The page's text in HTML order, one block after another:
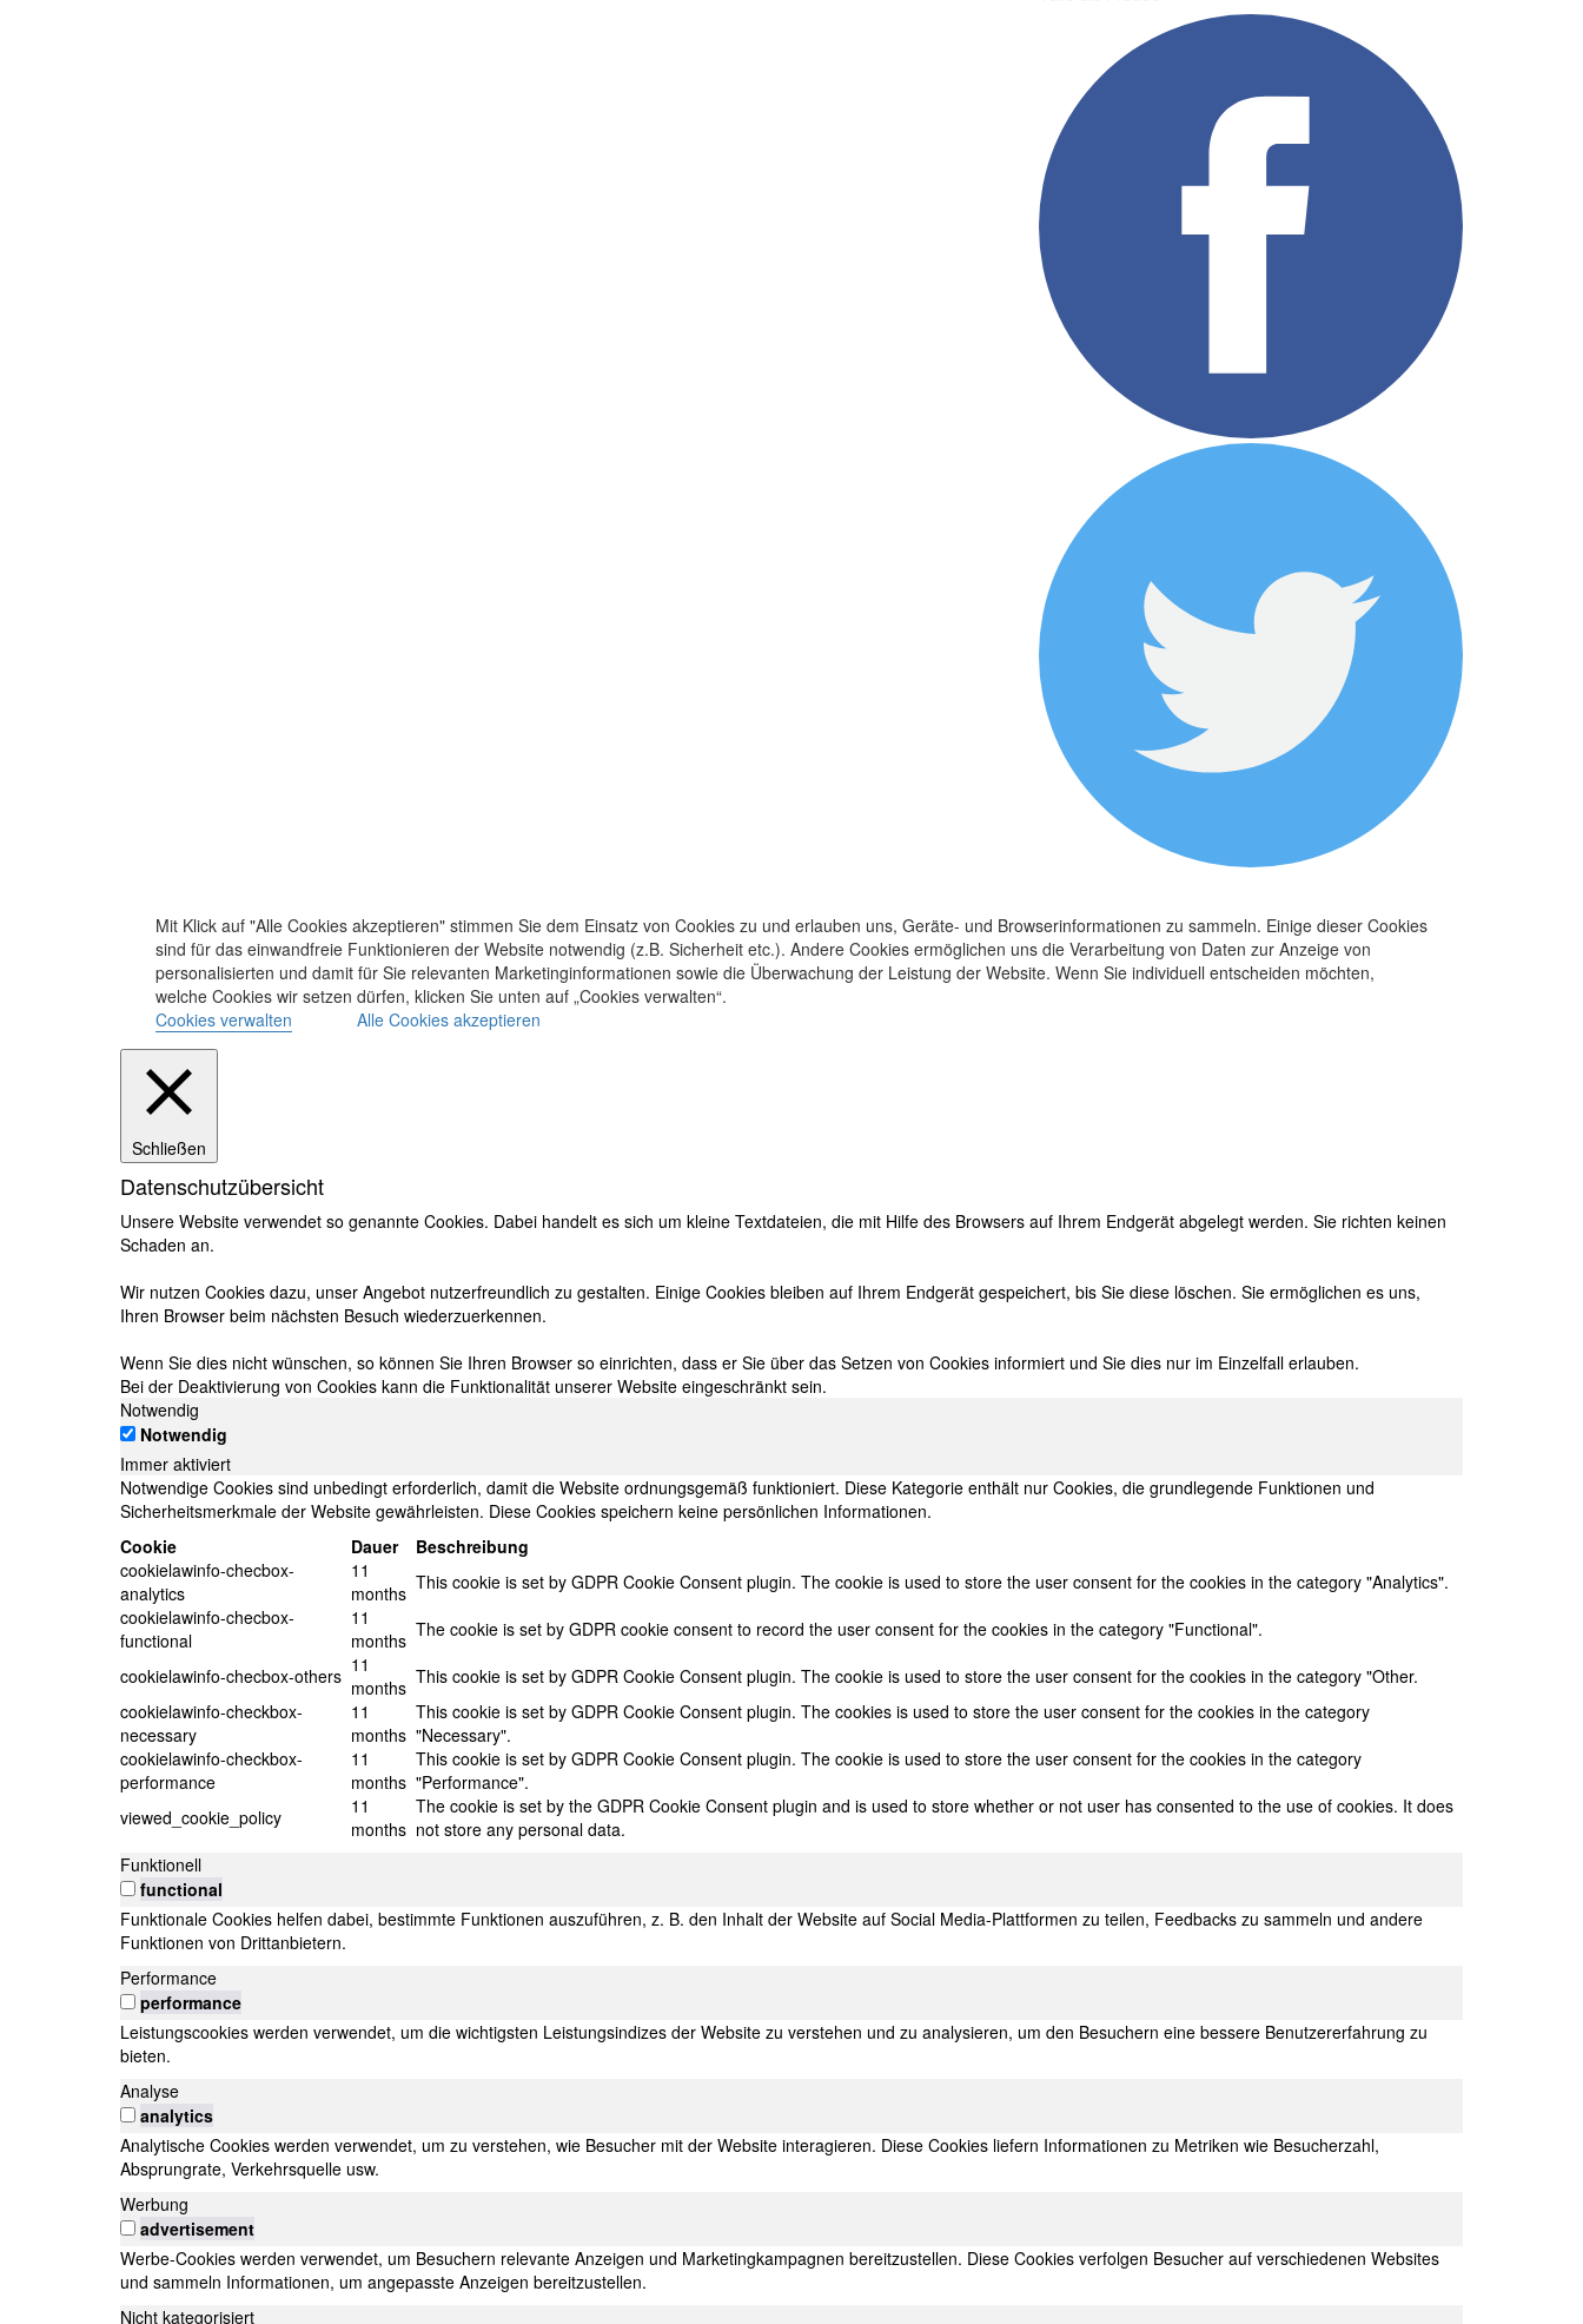
Mit Klick auf "Alle Cookies akzeptieren" stimmen Sie dem Einsatz von Cookies zu und erlauben uns, Geräte- und Browserinformationen zu sammeln. Einige dieser Cookies
sind für das einwandfreie Funktionieren der Website notwendig (z.B. Sicherheit etc.). Andere Cookies ermöglichen uns die Verarbeitung von Daten zur Anzeige von
personalisierten und damit für Sie relevanten Marketinginformationen sowie die Überwachung der Leistung der Website. Wenn Sie individuell entscheiden möchten,
welche Cookies wir setzen dürfen, klicken Sie unten auf „Cookies verwalten“.
Cookies verwalten
Alle Cookies akzeptieren
Schließen
Datenschutzübersicht
Unsere Website verwendet so genannte Cookies. Dabei handelt es sich um kleine Textdateien, die mit Hilfe des Browsers auf Ihrem Endgerät abgelegt werden. Sie richten keinen
Schaden an.
Wir nutzen Cookies dazu, unser Angebot nutzerfreundlich zu gestalten. Einige Cookies bleiben auf Ihrem Endgerät gespeichert, bis Sie diese löschen. Sie ermöglichen es uns,
Ihren Browser beim nächsten Besuch wiederzuerkennen.
Wenn Sie dies nicht wünschen, so können Sie Ihren Browser so einrichten, dass er Sie über das Setzen von Cookies informiert und Sie dies nur im Einzelfall erlauben.
Bei der Deaktivierung von Cookies kann die Funktionalität unserer Website eingeschränkt sein.
Notwendig
Notwendig
Immer aktiviert
Notwendige Cookies sind unbedingt erforderlich, damit die Website ordnungsgemäß funktioniert. Diese Kategorie enthält nur Cookies, die grundlegende Funktionen und
Sicherheitsmerkmale der Website gewährleisten. Diese Cookies speichern keine persönlichen Informationen.
Cookie
Dauer
Beschreibung
cookielawinfo-checbox-
analytics
11
months This cookie is set by GDPR Cookie Consent plugin. The cookie is used to store the user consent for the cookies in the category "Analytics".
cookielawinfo-checbox-
functional
11
months The cookie is set by GDPR cookie consent to record the user consent for the cookies in the category "Functional".
cookielawinfo-checbox-others 11
months This cookie is set by GDPR Cookie Consent plugin. The cookie is used to store the user consent for the cookies in the category "Other.
cookielawinfo-checkbox-
necessary
11
months
This cookie is set by GDPR Cookie Consent plugin. The cookies is used to store the user consent for the cookies in the category
"Necessary".
cookielawinfo-checkbox-
performance
11
months
This cookie is set by GDPR Cookie Consent plugin. The cookie is used to store the user consent for the cookies in the category
"Performance".
viewed_cookie_policy
11
months
The cookie is set by the GDPR Cookie Consent plugin and is used to store whether or not user has consented to the use of cookies. It does
not store any personal data.
Funktionell
functional
Funktionale Cookies helfen dabei, bestimmte Funktionen auszuführen, z. B. den Inhalt der Website auf Social Media-Plattformen zu teilen, Feedbacks zu sammeln und andere
Funktionen von Drittanbietern.
Performance
performance
Leistungscookies werden verwendet, um die wichtigsten Leistungsindizes der Website zu verstehen und zu analysieren, um den Besuchern eine bessere Benutzererfahrung zu
bieten.
Analyse
analytics
Analytische Cookies werden verwendet, um zu verstehen, wie Besucher mit der Website interagieren. Diese Cookies liefern Informationen zu Metriken wie Besucherzahl,
Absprungrate, Verkehrsquelle usw.
Werbung
advertisement
Werbe-Cookies werden verwendet, um Besuchern relevante Anzeigen und Marketingkampagnen bereitzustellen. Diese Cookies verfolgen Besucher auf verschiedenen Websites
und sammeln Informationen, um angepasste Anzeigen bereitzustellen.
Nicht kategorisiert